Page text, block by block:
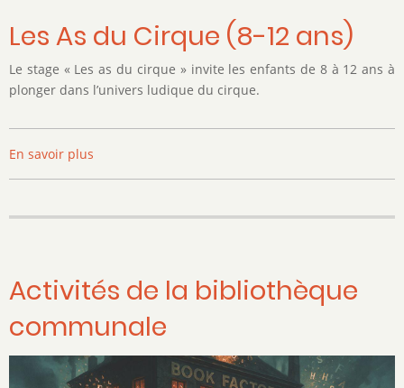
de
Phileas"
Les As du Cirque (8-12 ans)
Le stage « Les as du cirque » invite les enfants de 8 à 12 ans à
plonger dans l’univers ludique du cirque.
En savoir plus
Les
du
12
ans)
Activités de la bibliothèque
communale